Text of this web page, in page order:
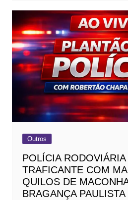
Outros
POLÍCIA
TRAFICANTE COM
QUILOS DE
BRAGANÇA PAULISTA